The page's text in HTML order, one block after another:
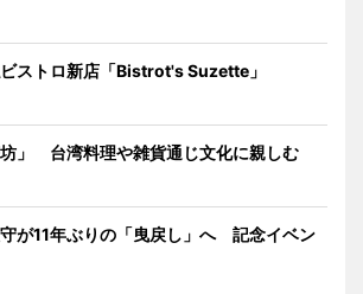
ストロ新店「Bistrot's Suzette」
」 台湾料理や雑貨通じ文化に親しむ
が11年ぶりの「曳戻し」へ 記念イベン